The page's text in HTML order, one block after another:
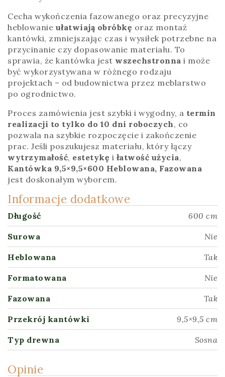
Cecha wykończenia fazowanego oraz precyzyjne
heblowanie ułatwiają obróbkę oraz montaż
kantówki, zmniejszając czas i wysiłek potrzebne na
przycinanie czy dopasowanie materiału. To
sprawia, że kantówka jest wszechstronna i może
być wykorzystywana w różnego rodzaju
projektach – od budownictwa przez meblarstwo
po ogrodnictwo.
Proces zamówienia jest szybki i wygodny, a termin
realizacji to tylko do 10 dni roboczych, co
pozwala na szybkie rozpoczęcie i zakończenie
prac. Jeśli poszukujesz materiału, który łączy
wytrzymałość, estetykę i łatwość użycia,
Kantówka 9,5×9,5×600 Heblowana, Fazowana
jest doskonałym wyborem.
Informacje dodatkowe
Długość 600 cm
Surowa Nie
Heblowana Tak
Formatowana Nie
Fazowana Tak
Przekrój kantówki 9,5×9,5 cm
Typ drewna Sosna
Opinie